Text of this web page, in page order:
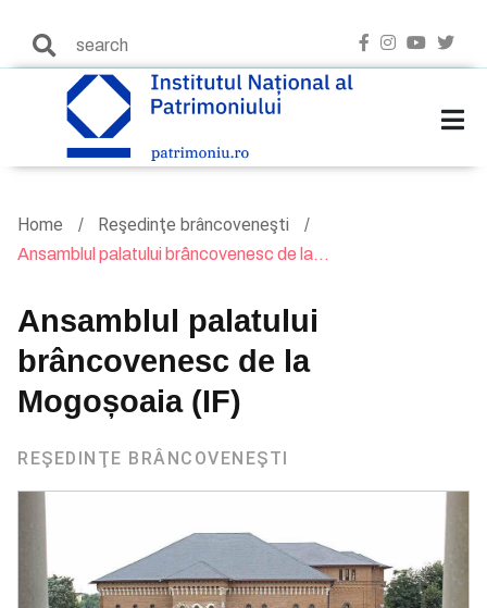
Home Reşedinţe brâncoveneşti
Ansamblul palatului brâncovenesc de la...
Ansamblul palatului
brâncovenesc de la
Mogoșoaia (IF)
REŞEDINŢE BRÂNCOVENEŞTI